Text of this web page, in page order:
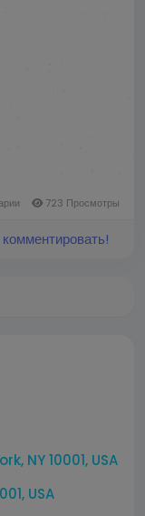
NY 10001, USA
USA
723 Просмотры